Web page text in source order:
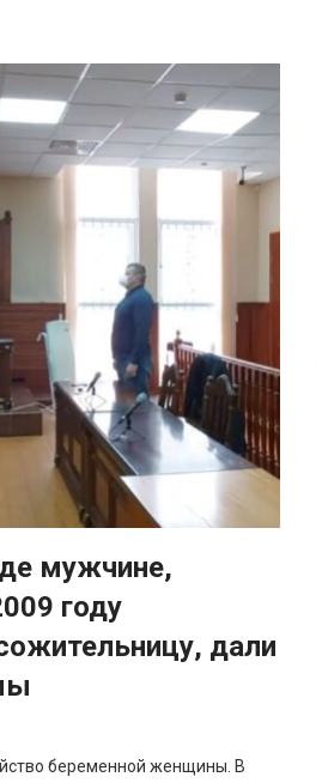
мужчине,
году
дали
беременной женщины. В